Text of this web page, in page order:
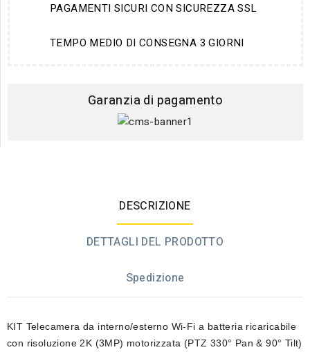
PAGAMENTI SICURI CON SICUREZZA SSL
TEMPO MEDIO DI CONSEGNA 3 GIORNI
Garanzia di pagamento
DESCRIZIONE
DETTAGLI DEL PRODOTTO
Spedizione
KIT Telecamera da interno/esterno Wi-Fi a batteria ricaricabile
con risoluzione 2K (3MP) motorizzata (PTZ 330° Pan & 90° Tilt)